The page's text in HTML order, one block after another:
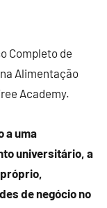
Completo de
Alimentação
Academy.
a uma
universitário, a
próprio,
de negócio no